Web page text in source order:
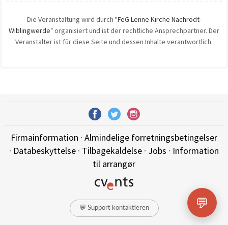
Die Veranstaltung wird durch "FeG Lenne Kirche Nachrodt-
Wiblingwerde" organisiert und ist der rechtliche Ansprechpartner. Der
Veranstalter ist für diese Seite und dessen Inhalte verantwortlich.
Firmainformation · Almindelige forretningsbetingelser
· Databeskyttelse · Tilbagekaldelse · Jobs · Information
til arrangør
💬 Support kontaktieren 💬